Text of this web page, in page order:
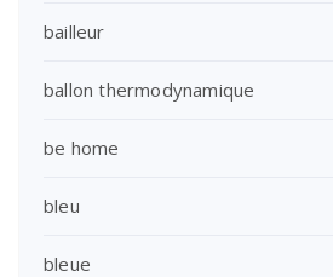
bailleur
ballon thermodynamique
be home
bleu
bleue